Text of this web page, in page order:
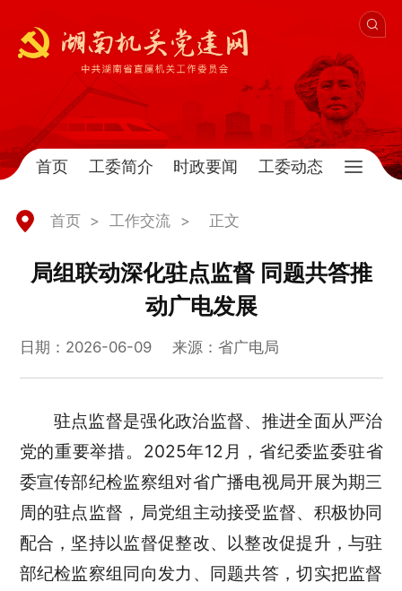
首页 工委简介 时政要闻 工委动态
首页 > 工作交流 > 正文
局组联动深化驻点监督 同题共答推
动广电发展
日期：2026-06-09 来源：省广电局
驻点监督是强化政治监督、推进全面从严治
党的重要举措。2025年12月，省纪委监委驻省
委宣传部纪检监察组对省广播电视局开展为期三
周的驻点监督，局党组主动接受监督、积极协同
配合，坚持以监督促整改、以整改促提升，与驻
部纪检监察组同向发力、同题共答，切实把监督